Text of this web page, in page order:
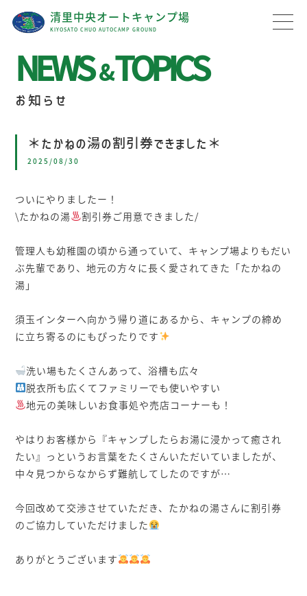
清里中央オートキャンプ場
KIYOSATO CHUO AUTOCAMP GROUND
NEWS &TOPICS
お知らせ
＊たかねの湯の割引券できました＊
2025/08/30
ついにやりましたー！
\たかねの湯
割引券ご用意できました/
管理人も幼稚園の頃から通っていて、キャンプ場よりもだい
ぶ先輩であり、地元の方々に長く愛されてきた「たかねの
湯」
須玉インターへ向かう帰り道にあるから、キャンプの締め
に立ち寄るのにもぴったりです
洗い場もたくさんあって、浴槽も広々
脱衣所も広くてファミリーでも使いやすい
地元の美味しいお食事処や売店コーナーも！
やはりお客様から『キャンプしたらお湯に浸かって癒され
たい』っというお言葉をたくさんいただいていましたが、
中々見つからなからず難航してしたのですが…
今回改めて交渉させていただき、たかねの湯さんに割引券
のご協力していただけました
ありがとうございます